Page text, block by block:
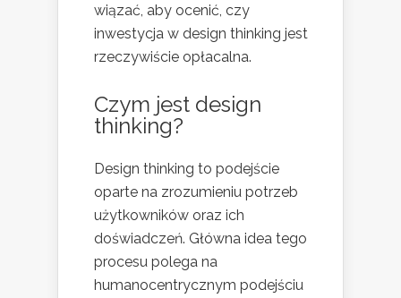
wiązać, aby ocenić, czy
inwestycja w design thinking jest
rzeczywiście opłacalna.
Czym jest design
thinking?
Design thinking to podejście
oparte na zrozumieniu potrzeb
użytkowników oraz ich
doświadczeń. Główna idea tego
procesu polega na
humanocentrycznym podejściu